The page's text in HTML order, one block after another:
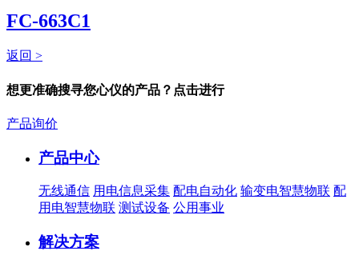
FC-663C1
返回 >
想更准确搜寻您心仪的产品？点击进行
产品询价
产品中心
无线通信 用电信息采集 配电自动化 输变电智慧物联 配
用电智慧物联 测试设备 公用事业
解决方案